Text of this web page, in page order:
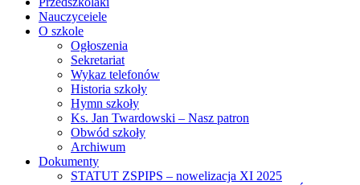
Nauczyceiele
O szkole
Ogłoszenia
Sekretariat
Wykaz telefonów
Historia szkoły
Hymn szkoły
Ks. Jan Twardowski – Nasz patron
Obwód szkoły
Archiwum
Dokumenty
STATUT ZSPIPS – nowelizacja XI 2025